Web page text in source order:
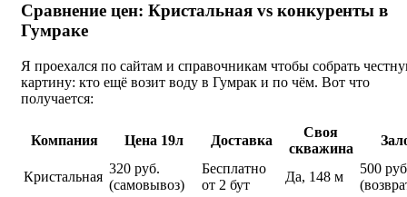
Сравнение цен: Кристальная vs конкуренты в
Гумраке
Я проехался по сайтам и справочникам чтобы собрать
картину: кто ещё возит воду в Гумрак и по чём. Вот что
получается:
Компания Цена 19л Доставка
Своя
скважина
Кристальная
320 руб.
(самовывоз)
Бесплатно
от 2 бут
Да, 148 м
500